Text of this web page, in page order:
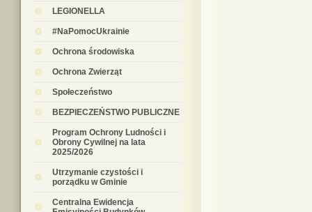
LEGIONELLA
#NaPomocUkrainie
Ochrona środowiska
Ochrona Zwierząt
Społeczeństwo
BEZPIECZEŃSTWO PUBLICZNE
Program Ochrony Ludności i
Obrony Cywilnej na lata
2025/2026
Utrzymanie czystości i
porządku w Gminie
Centralna Ewidencja